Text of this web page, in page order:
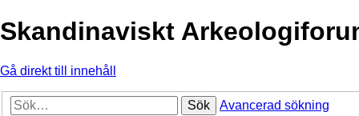
Skandinaviskt
Gå direkt till innehåll
Sök Avancerad sökning